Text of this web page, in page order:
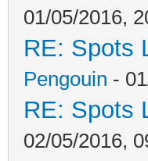
01/05/2016,
RE: Spots
Pengouin -
RE: Spots
02/05/2016,